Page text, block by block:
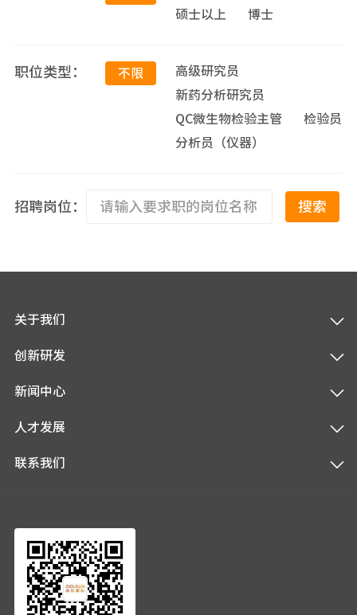
硕士以上
博士
职位类型： 不限
高级研究员
新药分析研究员
QC微生物检验主管
检验员
分析员（仪器）
招聘岗位： 搜索
关于我们
创新研发
新闻中心
人才发展
联系我们